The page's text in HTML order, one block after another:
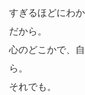
すぎるほどにわか
だから。
心のどこかで、
ら。
それでも。